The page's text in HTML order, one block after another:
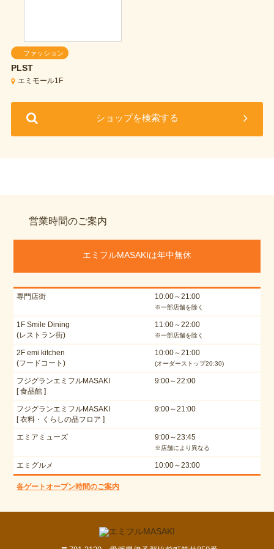
ファッション
PLST
エミモール1F
ショップを検索する
営業時間のご案内
エミフルMASAKIは年中無休
専門店街 10:00～21:00
※一部店舗を除く
1F Smile Dining
(レストラン街)
11:00～22:00
※一部店舗を除く
2F emi kitchen
(フードコート)
10:00～21:00
(オーダーストップ20:30)
フジグランエミフルMASAKI
[ 食品館 ]
9:00～22:00
フジグランエミフルMASAKI
[ 衣料・くらしの品フロア ]
9:00～21:00
エミアミューズ 9:00～23:45
※店舗により異なる
エミグルメ 10:00～23:00
各ゲートオープン時間のご案内